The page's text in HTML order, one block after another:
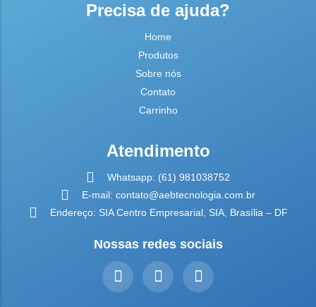
Precisa de ajuda?
Home
Produtos
Sobre nós
Contato
Carrinho
Atendimento
Whatsapp: (61) 981038752
E-mail: contato@aebtecnologia.com.br
Endereço: SIA Centro Empresarial, SIA, Brasília – DF
Nossas redes sociais